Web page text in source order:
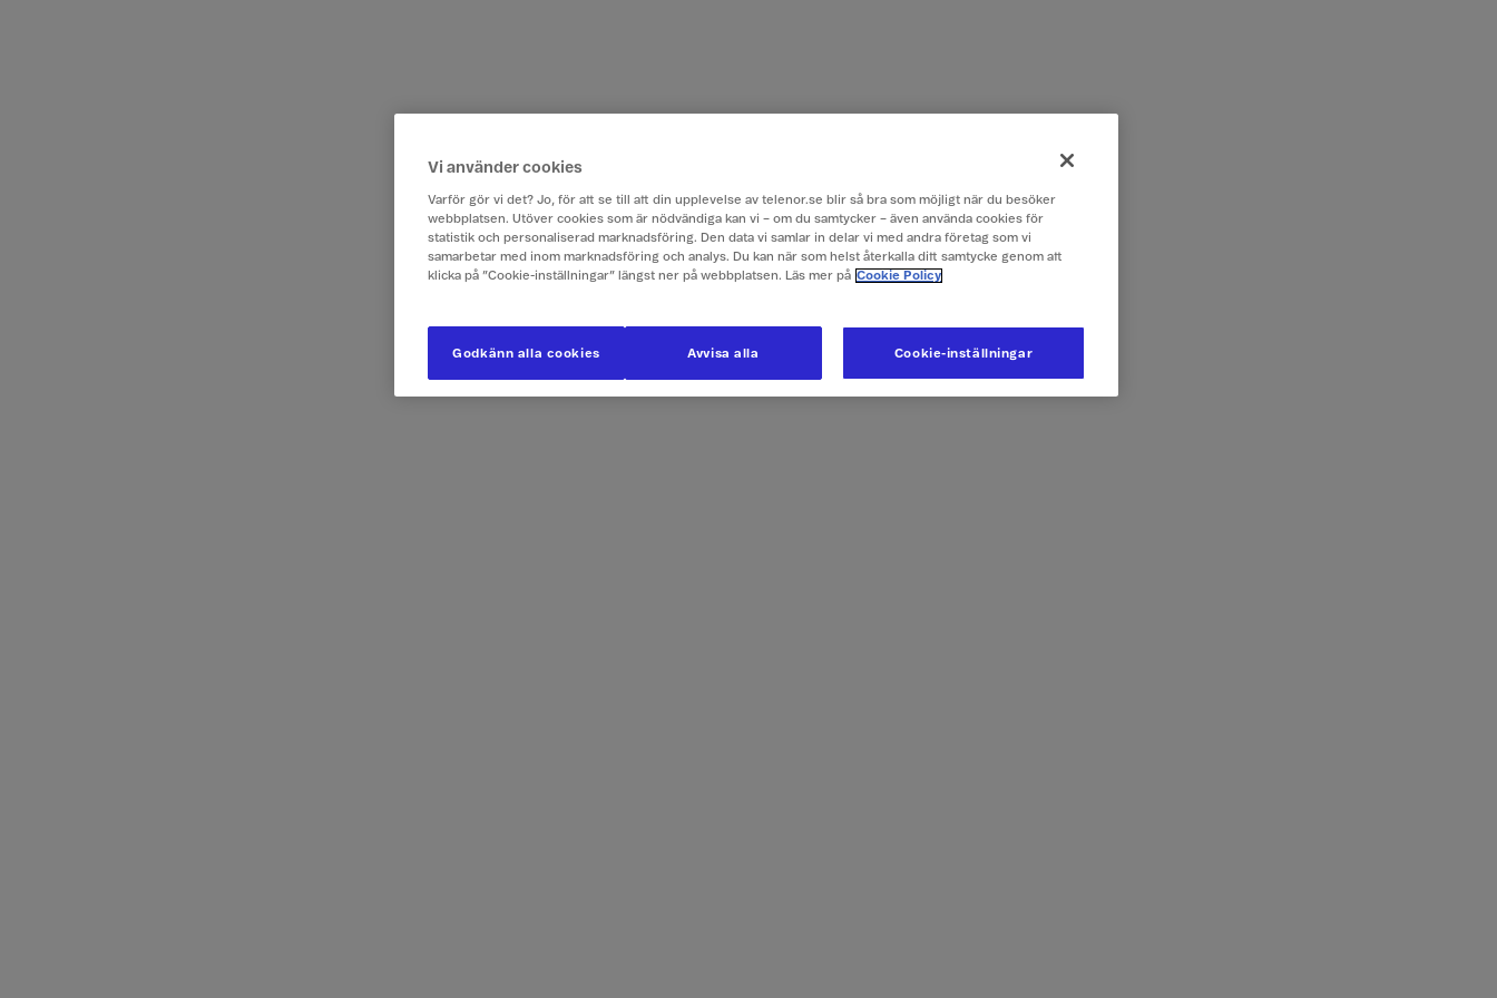
Vi använder cookies
Varför gör vi det? Jo, för att se till att din upplevelse av telenor.se blir så bra som möjligt när du besöker
webbplatsen. Utöver cookies som är nödvändiga kan vi – om du samtycker – även använda cookies för
statistik och personaliserad marknadsföring. Den data vi samlar in delar vi med andra företag som vi
samarbetar med inom marknadsföring och analys. Du kan när som helst återkalla ditt samtycke genom att
klicka på ”Cookie-inställningar” längst ner på webbplatsen. Läs mer på Cookie Policy
Cookie-inställningar
Avvisa alla
Godkänn alla cookies